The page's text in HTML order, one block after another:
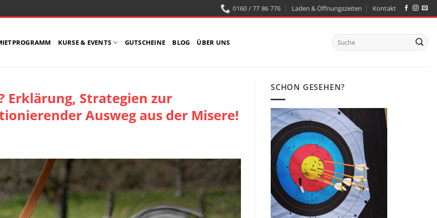
0160 / 77 86 776 Laden & Öffnungszeiten Kontakt
KURSE & EVENTS GUTSCHEINE BLOG ÜBER UNS
Suchen
nach:
Erklärung, Strategien zur
Ausweg aus der Misere!
SCHON GESEHEN?